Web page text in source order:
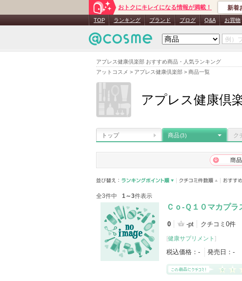
アプレス健康倶楽部 おすすめ商品・人気ランキング
アットコスメ > アプレス健康倶楽部 > 商品一覧
おトクにキレイになる情報が満載！ 新着
TOP ランキング ブランド ブログ Q&A お買物
アプレス健康倶
トップ 商品(3) ク
全3件中 1～3件表示
Ｃｏ-Ｑ１０マカプラ
0 -pt クチコミ0件
[健康サプリメント ]
税込価格： - 発売日： -